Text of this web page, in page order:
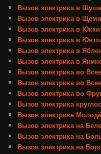
Вызов электрика в
Вызов электрика в
Вызов электрика в Юкки
Вызов электрика в
Вызов электрика в
Вызов электрика в
Вызов электрика во
Вызов электрика во
Вызов электрика во
Вызов электрика
Вызов электрика
Вызов электрика на
Вызов электрика на
Вызов электрика на